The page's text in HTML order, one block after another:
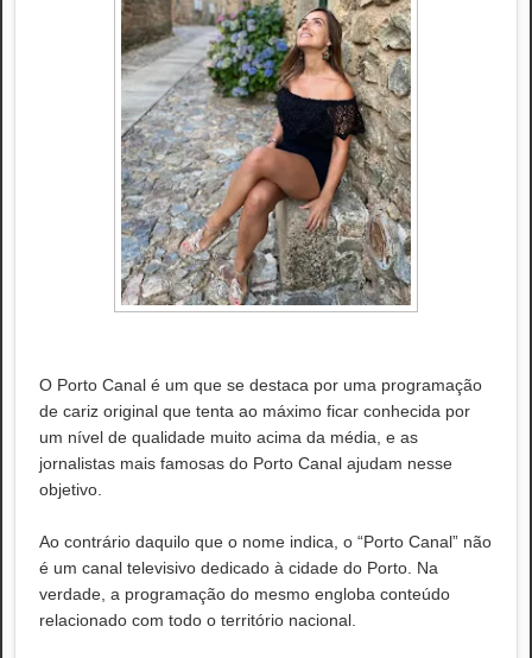
O Porto Canal é um que se destaca por uma programação
de cariz original que tenta ao máximo ficar conhecida por
um nível de qualidade muito acima da média, e as
jornalistas mais famosas do Porto Canal ajudam nesse
objetivo.
Ao contrário daquilo que o nome indica, o “Porto Canal” não
é um canal televisivo dedicado à cidade do Porto. Na
verdade, a programação do mesmo engloba conteúdo
relacionado com todo o território nacional.